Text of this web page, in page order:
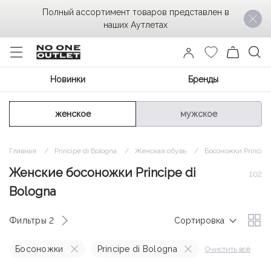
Новинки Бренды
женское мужское
Главная Principe di Bologna Женская обувь Босоножки
Женские босоножки Principe di
Bologna
102
Фильтры 2 Сортировка
Босоножки Principe di Bologna Очистить всё
Полный ассортимент товаров представлен в
наших Аутлетах